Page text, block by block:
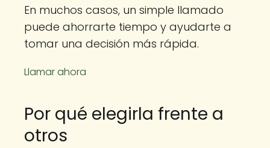
En muchos casos, un simple llamado
puede ahorrarte tiempo y ayudarte a
tomar una decisión más rápida.
Llamar ahora
Por qué elegirla frente a
otros